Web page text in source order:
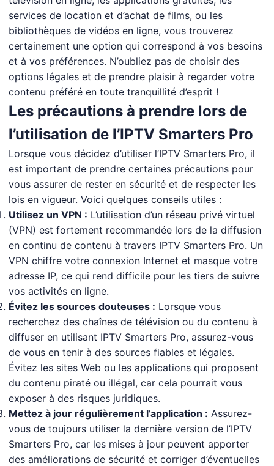
services de location et d’achat de films, ou les
bibliothèques de vidéos en ligne, vous trouverez
certainement une option qui correspond à vos besoins
et à vos préférences. N’oubliez pas de choisir des
options légales et de prendre plaisir à regarder votre
contenu préféré en toute tranquillité d’esprit !
Les précautions à prendre lors de
l’utilisation de l’IPTV Smarters Pro
Lorsque vous décidez d’utiliser l’IPTV Smarters Pro, il
est important de prendre certaines précautions pour
vous assurer de rester en sécurité et de respecter les
lois en vigueur. Voici quelques conseils utiles :
Utilisez un VPN : L’utilisation d’un réseau privé virtuel
(VPN) est fortement recommandée lors de la diffusion
en continu de contenu à travers IPTV Smarters Pro. Un
VPN chiffre votre connexion Internet et masque votre
adresse IP, ce qui rend difficile pour les tiers de suivre
vos activités en ligne.
Évitez les sources douteuses : Lorsque vous
recherchez des chaînes de télévision ou du contenu à
diffuser en utilisant IPTV Smarters Pro, assurez-vous
de vous en tenir à des sources fiables et légales.
Évitez les sites Web ou les applications qui proposent
du contenu piraté ou illégal, car cela pourrait vous
exposer à des risques juridiques.
Mettez à jour régulièrement l’application : Assurez-
vous de toujours utiliser la dernière version de l’IPTV
Smarters Pro, car les mises à jour peuvent apporter
des améliorations de sécurité et corriger d’éventuelles